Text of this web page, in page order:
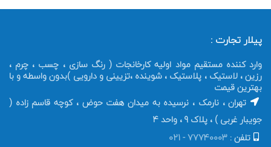
پیلار تجارت :
وارد کننده مستقیم مواد اولیه کارخانجات ( رنگ سازی ، چسب ، چرم ،
رزین ، لاستیک ، پلاستیک ، شوینده ،تزیینی و دارویی )بدون واسطه و با
بهترین قیمت
تهران ، نارمک ، نرسیده به میدان هفت حوض ، کوچه قاسم زاده (
جویبار غربی ) ، پلاک 9 ، واحد 4
تلفن : 77740003 - 021